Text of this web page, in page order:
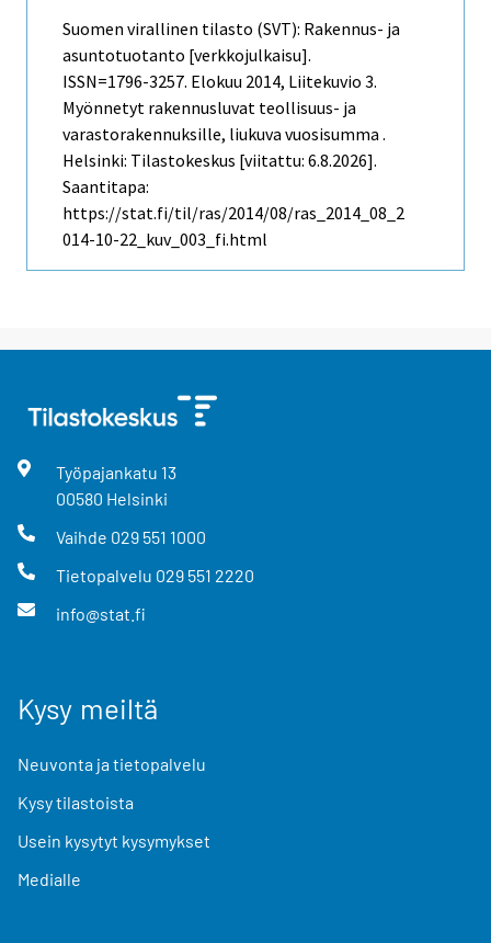
Suomen virallinen tilasto (SVT): Rakennus- ja
asuntotuotanto [verkkojulkaisu].
ISSN=1796-3257. Elokuu 2014, Liitekuvio 3.
Myönnetyt rakennusluvat teollisuus- ja
varastorakennuksille, liukuva vuosisumma .
Helsinki: Tilastokeskus [viitattu: 6.8.2026].
Saantitapa:
https://stat.fi/til/ras/2014/08/ras_2014_08_2
014-10-22_kuv_003_fi.html
Työpajankatu 13
00580 Helsinki
Vaihde 029 551 1000
Tietopalvelu 029 551 2220
info@stat.fi
Kysy meiltä
Neuvonta ja tietopalvelu
Kysy tilastoista
Usein kysytyt kysymykset
Medialle